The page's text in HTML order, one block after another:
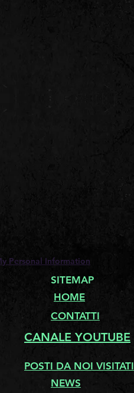
Personal Information
SITEMAP
HOME
CONTATTI
CANALE YOUTUBE
POSTI DA NOI VISITATI
NEWS